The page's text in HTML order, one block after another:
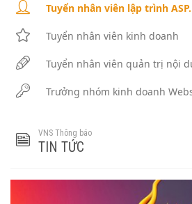
Tuyển nhân viên lập trình
Tuyển nhân viên kinh doanh
Tuyển nhân viên quản trị nội
Trưởng nhóm kinh doanh
VNS Thông báo
TIN TỨC